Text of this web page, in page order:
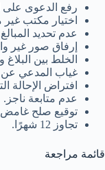
رفع الدعوى على
اختيار مكتب
عدم تحديد
إرفاق صور غير
الخلط بين
غياب المدعي عن
افتراض الإحالة
عدم متابعة ناجز.
توقيع صلح
تجاوز 12 شهرًا.
قائمة مراجعة